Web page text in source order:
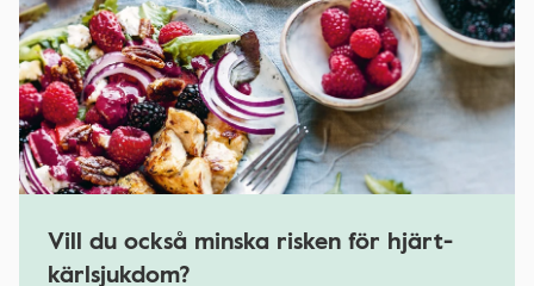
Vill du också minska risken för hjärt-
kärlsjukdom?